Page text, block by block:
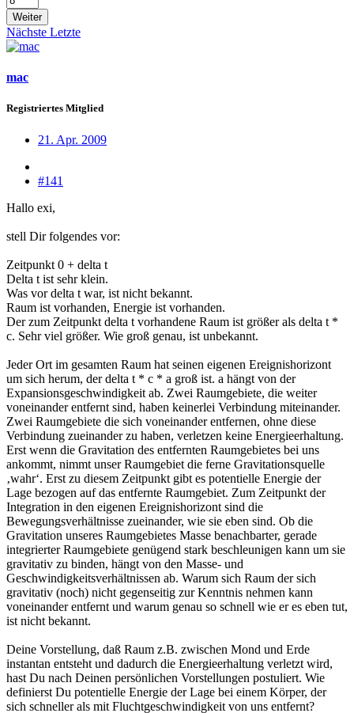
Weiter
Nächste Letzte
mac
Registriertes Mitglied
21. Apr. 2009
#141
Hallo exi,
stell Dir folgendes vor:
Zeitpunkt 0 + delta t
Delta t ist sehr klein.
Was vor delta t war, ist nicht bekannt.
Raum ist vorhanden, Energie ist vorhanden.
Der zum Zeitpunkt delta t vorhandene Raum ist größer als delta t *
c. Sehr viel größer. Wie groß genau, ist unbekannt.
Jeder Ort im gesamten Raum hat seinen eigenen Ereignishorizont
um sich herum, der delta t * c * a groß ist. a hängt von der
Expansionsgeschwindigkeit ab. Zwei Raumgebiete, die weiter
voneinander entfernt sind, haben keinerlei Verbindung miteinander.
Zwei Raumgebiete die sich voneinander entfernen, ohne diese
Verbindung zueinander zu haben, verletzen keine Energieerhaltung.
Erst wenn die Gravitation des entfernten Raumgebietes bei uns
ankommt, nimmt unser Raumgebiet die ferne Gravitationsquelle
‚wahr‘. Erst zu diesem Zeitpunkt gibt es potentielle Energie der
Lage bezogen auf das entfernte Raumgebiet. Zum Zeitpunkt der
Integration in den eigenen Ereignishorizont sind die
Bewegungsverhältnisse zueinander, wie sie eben sind. Ob die
Gravitation unseres Raumgebietes Masse benachbarter, gerade
integrierter Raumgebiete genügend stark beschleunigen kann um sie
gravitativ zu binden, hängt von den Masse- und
Geschwindigkeitsverhältnissen ab. Warum sich Raum der sich
gravitativ (noch) nicht gegenseitig zur Kenntnis nehmen kann
voneinander entfernt und warum genau so schnell wie er es eben tut,
ist nicht bekannt.
Deine Vorstellung, daß Raum z.B. zwischen Mond und Erde
instantan entsteht und dadurch die Energieerhaltung verletzt wird,
hast Du nach Deinen persönlichen Vorstellungen postuliert. Wie
definierst Du potentielle Energie der Lage bei einem Körper, der
sich schneller als mit Fluchtgeschwindigkeit von uns entfernt?